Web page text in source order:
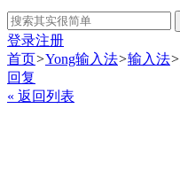
登录注册
首页>Yong输入法>输入法>
回复
« 返回列表